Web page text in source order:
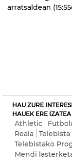
arratsaldean
HAU ZURE
HAUEK ERE IZATEA
Athletic
Reala
Telebista
Telebistako
Mendi